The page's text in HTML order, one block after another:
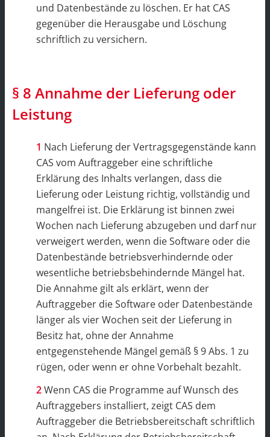
und Datenbestände zu löschen. Er hat CAS
gegenüber die Herausgabe und Löschung
schriftlich zu versichern.
§ 8 Annahme der Lieferung oder
Leistung
Nach Lieferung der Vertragsgegenstände kann
CAS vom Auftraggeber eine schriftliche
Erklärung des Inhalts verlangen, dass die
Lieferung oder Leistung richtig, vollständig und
mangelfrei ist. Die Erklärung ist binnen zwei
Wochen nach Lieferung abzugeben und darf nur
verweigert werden, wenn die Software oder die
Datenbestände betriebsverhindernde oder
wesentliche betriebsbehindernde Mängel hat.
Die Annahme gilt als erklärt, wenn der
Auftraggeber die Software oder Datenbestände
länger als vier Wochen seit der Lieferung in
Besitz hat, ohne der Annahme
entgegenstehende Mängel gemäß § 9 Abs. 1 zu
rügen, oder wenn er ohne Vorbehalt bezahlt.
Wenn CAS die Programme auf Wunsch des
Auftraggebers installiert, zeigt CAS dem
Auftraggeber die Betriebsbereitschaft schriftlich